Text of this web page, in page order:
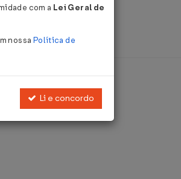
com a Lei Geral de
nossa Política de
Li e concordo